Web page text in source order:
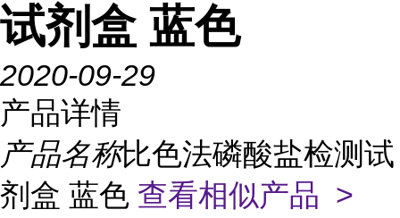
试剂盒 蓝色
2020-09-29
产品详情
产品名称比色法磷酸盐检测试
剂盒 蓝色 查看相似产品 >